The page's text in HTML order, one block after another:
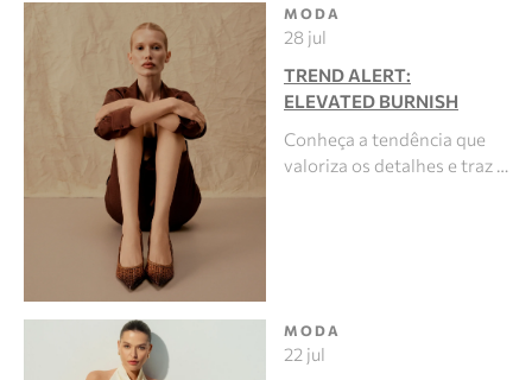
MODA
28 jul
TREND ALERT:
ELEVATED BURNISH
Conheça a tendência que
valoriza os detalhes e traz …
MODA
22 jul